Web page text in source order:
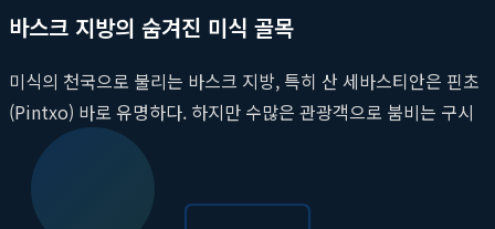
바스크 지방의 숨겨진 미식 골목
미식의 천국으로 불리는 바스크 지방, 특히 산 세바스티안은 핀초
(Pintxo) 바로 유명하다. 하지만 수많은 관광객으로 붐비는 구시
가지의 유명 바를 넘어, 현지인들만이 아는 진정한 맛의 세계로 안
내하는 것이 투어라이브의 역할이다. 투어라이브의 미식 전문 가
이드는 수십 년간 한자리에서 최고의 재료로 핀초를 만들어 온 장